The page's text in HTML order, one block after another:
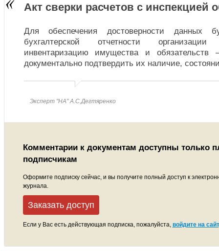
Акт сверки расчетов с инспекцией
Для обеспечения достоверности данных
бухгалтерской отчетности
инвентаризацию имущества и
документально подтвердить их наличие,
Эксперт "НА" А.С.Дегтяренко
Комментарии к документам доступны только
подписчикам
Оформите подписку сейчас, и вы получите полный доступ к
журнала.
Заказать доступ
Если у Вас есть действующая подписка, пожалуйста, войдите на